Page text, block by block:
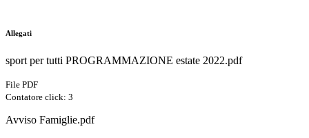
Allegati
sport per tutti PROGRAMMAZIONE estate 2022.pdf
File PDF
Contatore click: 3
Avviso Famiglie.pdf